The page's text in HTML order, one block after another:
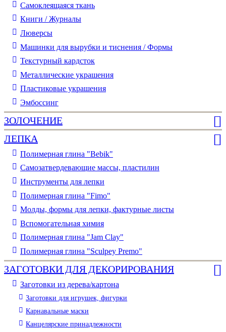
Самоклеящаяся ткань
Книги / Журналы
Люверсы
Машинки для вырубки и тиснения / Формы
Текстурный кардсток
Металлические украшения
Пластиковые украшения
Эмбоссинг
ЗОЛОЧЕНИЕ
ЛЕПКА
Полимерная глина "Bebik"
Самозатвердевающие массы, пластилин
Инструменты для лепки
Полимерная глина "Fimo"
Молды, формы для лепки, фактурные листы
Вспомогательная химия
Полимерная глина "Jam Clay"
Полимерная глина "Sculpey Premo"
ЗАГОТОВКИ ДЛЯ ДЕКОРИРОВАНИЯ
Заготовки из дерева/картона
Заготовки для игрушек, фигурки
Карнавальные маски
Канцелярские принадлежности